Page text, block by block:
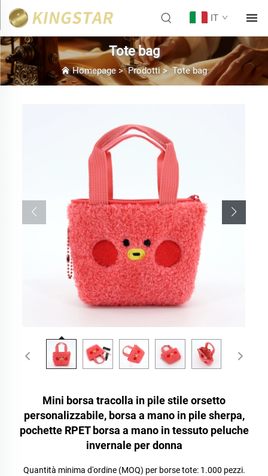
IT
Tote bag
Homepage>Prodotti>Tote bag
Mini borsa tracolla in pile stile orsetto
personalizzabile, borsa a mano in pile sherpa,
pochette RPET borsa a mano in tessuto peluche
invernale per donna
Quantità minima d'ordine (MOQ) per borse tote: 1.000 pezzi.